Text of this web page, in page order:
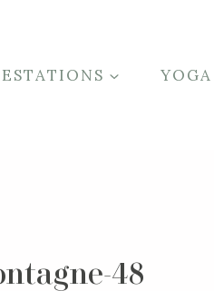
YOGA
48